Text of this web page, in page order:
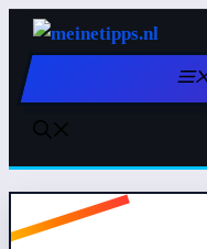
Zum
Inhalt
springen